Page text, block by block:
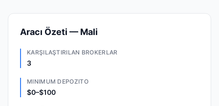
Aracı Özeti — Mali
KARŞILAŞTIRILAN BROKERLAR
3
MINIMUM DEPOZITO
$0–$100